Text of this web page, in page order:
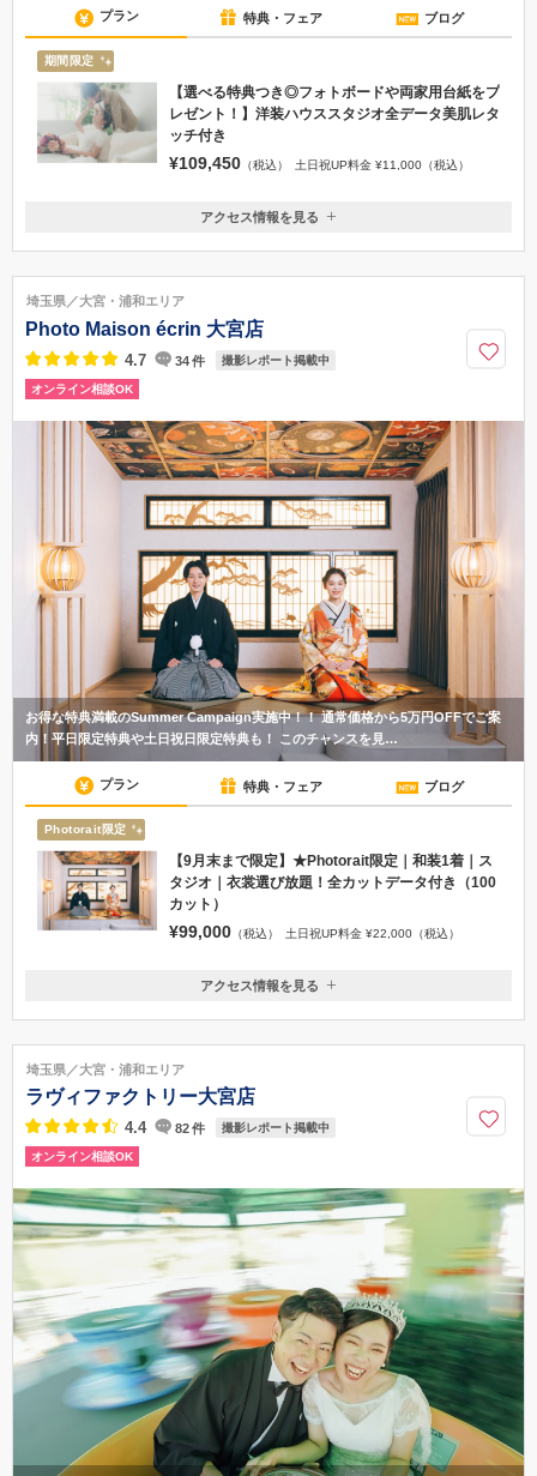
プラン 特典・フェア ブログ
期間限定
【選べる特典つき◎フォトボードや両家用台紙をプ
レゼント！】洋装ハウススタジオ全データ美肌レタ
ッチ付き
¥109,450 （税込） 土日祝UP料金 ¥11,000（税込）
埼玉県さいたま市大宮区桜木町１丁目９−６ 大宮センタービル３F
048-778-8406
アクセス情報を見る
埼玉県／大宮・浦和エリア
Photo Maison écrin 大宮店
4.7 34件 撮影レポート掲載中
オンライン相談OK
お得な特典満載のSummer Campaign実施中！！ 通常価格から5万円OFFでご案
内！平日限定特典や土日祝日限定特典も！ このチャンスを見…
プラン 特典・フェア ブログ
Photorait限定
【9月末まで限定】★Photorait限定｜和装1着｜ス
タジオ｜衣裳選び放題！全カットデータ付き（100
カット）
¥99,000 （税込） 土日祝UP料金 ¥22,000（税込）
埼玉県さいたま市大宮区桜木町２－８－２ 第二金子ビル2階
さいたま宇宙劇場の先にある横断歩道を渡っていただいて右側に進むと第
二金子ビルが見えてきます。各方面からのアクセスも良好で、初めての方
でも安心してご来店いただける立地です。
アクセス情報を見る
埼玉県／大宮・浦和エリア
ラヴィファクトリー大宮店
4.4 82件 撮影レポート掲載中
オンライン相談OK